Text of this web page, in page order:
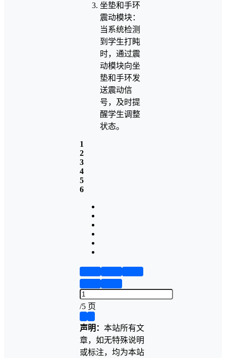
坐垫和手环
震动模块：
当系统检测
到学生打盹
时，通过震
动模块向坐
垫和手环发
送震动信
号，及时提
醒学生调整
状态。
1
2
3
4
5
6
/5 页
声明： 本站所有文
章，如无特殊说明
或标注，均为本站